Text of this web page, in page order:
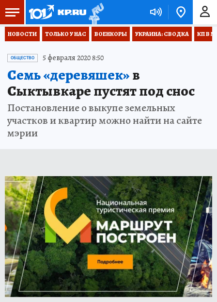
НОВОСТИ ТОЛЬКО У НАС ВОЕНКОРЫ УКРАИНА: СВОДКА КП В
ОБЩЕСТВО 5 февраля 2020 8:50
Семь «деревяшек»в
Сыктывкаре пустят под снос
Постановление о выкупе земельных
участков и квартир можно найти на сайте
мэрии